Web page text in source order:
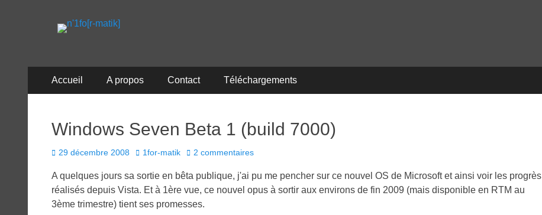
n'1fo[r-matik]
Pour les nymphos d'infos en info…
Menu
principal
Accueil A propos Contact Téléchargements
Windows Seven Beta 1 (build 7000)
Posted
29 décembre 2008 Author
1for-matik 2 commentaires
A quelques jours sa sortie en bêta publique, j'ai pu me pencher sur ce nouvel OS de Microsoft et ainsi voir les progrès
réalisés depuis Vista. Et à 1ère vue, ce nouvel opus à sortir aux environs de fin 2009 (mais disponible en RTM au
3ème trimestre) tient ses promesses.